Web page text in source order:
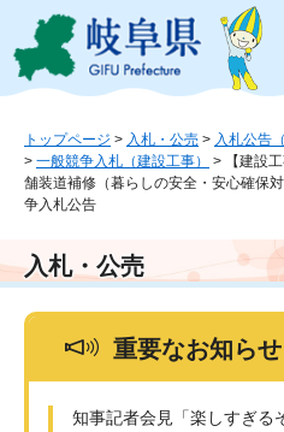
ジ
ュ
文
へ
このページ
トップページ > 入札・公売 > 入札公告
> 一般競争入札（建設工事） >
【建設
舗装道補修（暮らしの安全・安心確保
争入札公告
入札・公売
重要なお知らせ
知事記者会見「楽しすぎる